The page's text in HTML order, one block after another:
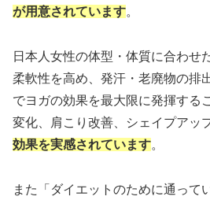
が用意されています。
日本人女性の体型・体質に合わせ
柔軟性を高め、発汗・老廃物の排
でヨガの効果を最大限に発揮する
変化、肩こり改善、シェイプアッ
効果を実感されています。
また「ダイエットのために通って